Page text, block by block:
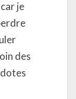
je
des